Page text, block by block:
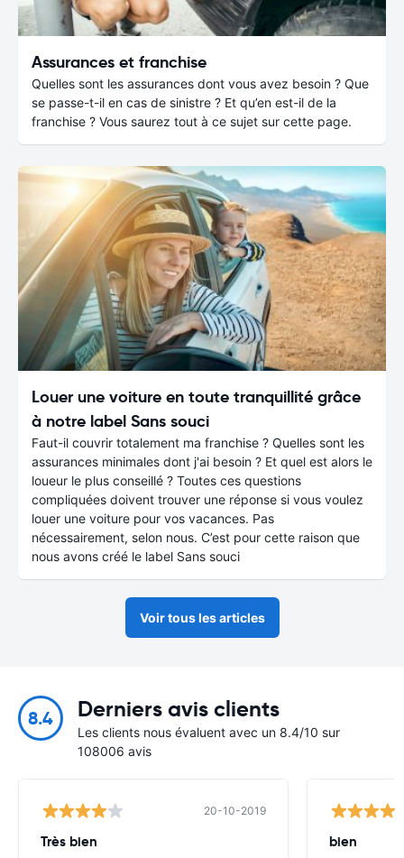
Assurances et franchise
Quelles sont les assurances dont vous avez besoin ? Que
se passe-t-il en cas de sinistre ? Et qu’en est-il de la
franchise ? Vous saurez tout à ce sujet sur cette page.
Louer une voiture en toute tranquillité grâce
à notre label Sans souci
Faut-il couvrir totalement ma franchise ? Quelles sont les
assurances minimales dont j'ai besoin ? Et quel est alors le
loueur le plus conseillé ? Toutes ces questions
compliquées doivent trouver une réponse si vous voulez
louer une voiture pour vos vacances. Pas
nécessairement, selon nous. C’est pour cette raison que
nous avons créé le label Sans souci
Voir tous les articles
8.4 Derniers avis clients
Les clients nous évaluent avec un 8.4/10 sur
108006 avis
20-10-2019
Très bien bien